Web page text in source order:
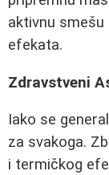
aktivnu
efekata.
Zdravstveni
Iako se
za svakoga.
i termičkog